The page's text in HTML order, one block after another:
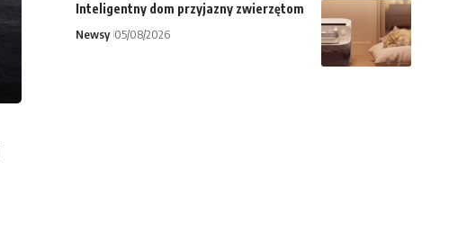
Inteligentny dom przyjazny zwierzętom
Newsy 05/08/2026